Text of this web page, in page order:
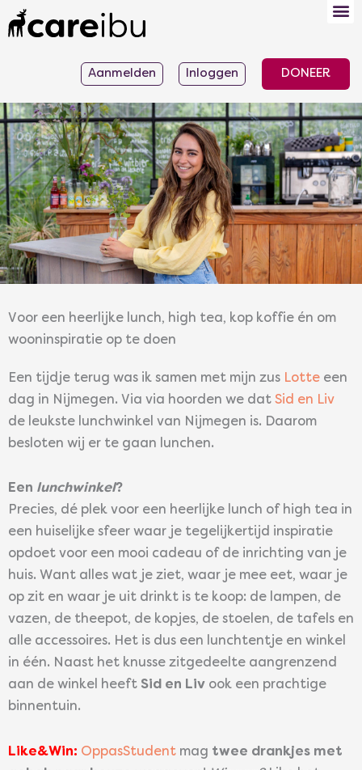
naar
Aanmelden Inloggen DONEER
Voor een heerlijke lunch, high tea, kop koffie én om
wooninspiratie op te doen
Een tijdje terug was ik samen met mijn zus Lotte een
dag in Nijmegen. Via via hoorden we dat Sid en Liv
de leukste lunchwinkel van Nijmegen is. Daarom
besloten wij er te gaan lunchen.
Een lunchwinkel?
Precies, dé plek voor een heerlijke lunch of high tea in
een huiselijke sfeer waar je tegelijkertijd inspiratie
opdoet voor een mooi cadeau of de inrichting van je
huis. Want alles wat je ziet, waar je mee eet, waar je
op zit en waar je uit drinkt is te koop: de lampen, de
vazen, de theepot, de kopjes, de stoelen, de tafels en
alle accessoires. Het is dus een lunchtentje en winkel
in één. Naast het knusse zitgedeelte aangrenzend
aan de winkel heeft Sid en Liv ook een prachtige
binnentuin.
Like&Win: OppasStudent mag twee drankjes met